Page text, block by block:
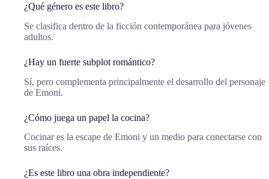
¿Qué género es este libro?
Se clasifica dentro de la ficción contemporánea para jóvenes
adultos.
¿Hay un fuerte subplot romántico?
Sí, pero complementa principalmente el desarrollo del personaje
de Emoni.
¿Cómo juega un papel la cocina?
Cocinar es la escape de Emoni y un medio para conectarse con
sus raíces.
¿Es este libro una obra independiente?